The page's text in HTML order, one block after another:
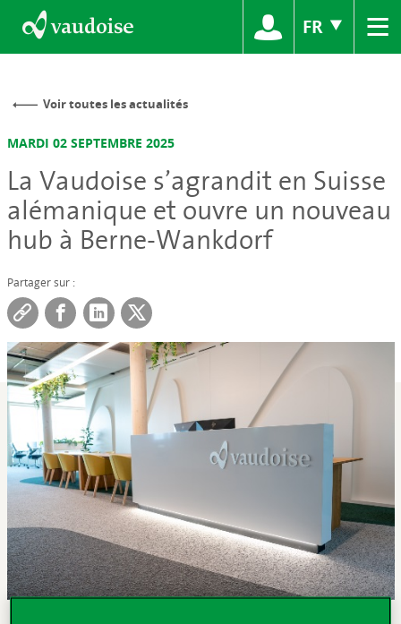
FR ≡
Voir toutes les actualités
MARDI 02 SEPTEMBRE 2025
La Vaudoise s’agrandit en Suisse
alémanique et ouvre un nouveau
hub à Berne-Wankdorf
Partager sur :